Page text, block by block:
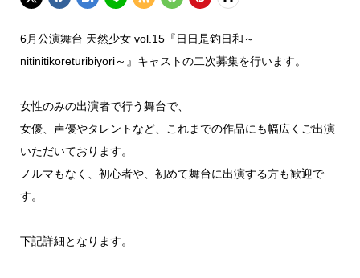
6月公演舞台 天然少女 vol.15『日日是釣日和～
nitinitikoreturibiyori～』キャストの二次募集を行います。
女性のみの出演者で行う舞台で、
女優、声優やタレントなど、これまでの作品にも幅広くご出演
いただいております。
ノルマもなく、初心者や、初めて舞台に出演する方も歓迎で
す。
下記詳細となります。